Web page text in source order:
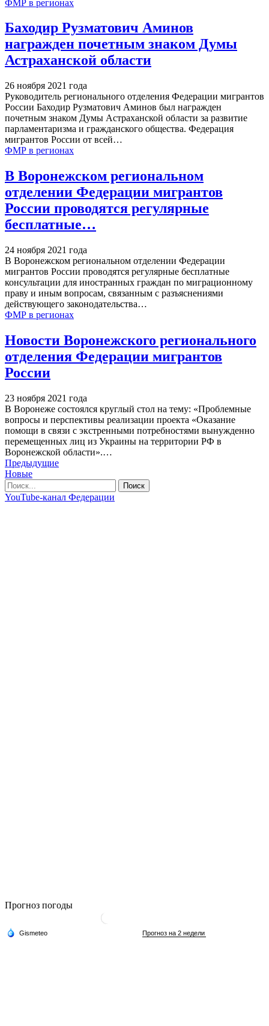
ФМР в регионах
Баходир Рузматович Аминов
награжден почетным знаком Думы
Астраханской области
26 ноября 2021 года
Руководитель регионального отделения Федерации мигрантов
России Баходир Рузматович Аминов был награжден
почетным знаком Думы Астраханской области за развитие
парламентаризма и гражданского общества. Федерация
мигрантов России от всей…
ФМР в регионах
В Воронежском региональном
отделении Федерации мигрантов
России проводятся регулярные
бесплатные…
24 ноября 2021 года
В Воронежском региональном отделении Федерации
мигрантов России проводятся регулярные бесплатные
консультации для иностранных граждан по миграционному
праву и иным вопросам, связанным с разъяснениями
действующего законодательства…
ФМР в регионах
Новости Воронежского регионального
отделения Федерации мигрантов
России
23 ноября 2021 года
В Воронеже состоялся круглый стол на тему: «Проблемные
вопросы и перспективы реализации проекта «Оказание
помощи в связи с экстренными потребностями вынужденно
перемещенных лиц из Украины на территории РФ в
Воронежской области».…
Предыдущие
Новые
YouTube-канал Федерации
Прогноз погоды